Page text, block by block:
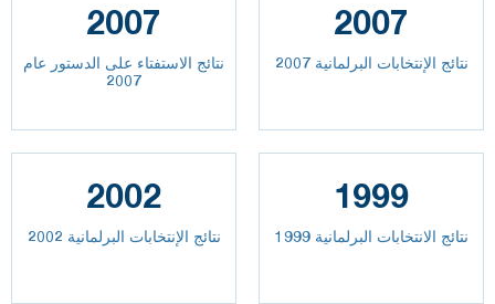
2007
نتائج الاستفتاء على الدستور عام
2007
2007
نتائج الإنتخابات البرلمانية 2007
2002
نتائج الإنتخابات البرلمانية 2002
1999
نتائج الانتخابات البرلمانية 1999